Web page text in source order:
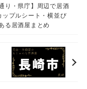
り・県庁】周辺で居酒
プルシート・横並び
る居酒屋まとめ